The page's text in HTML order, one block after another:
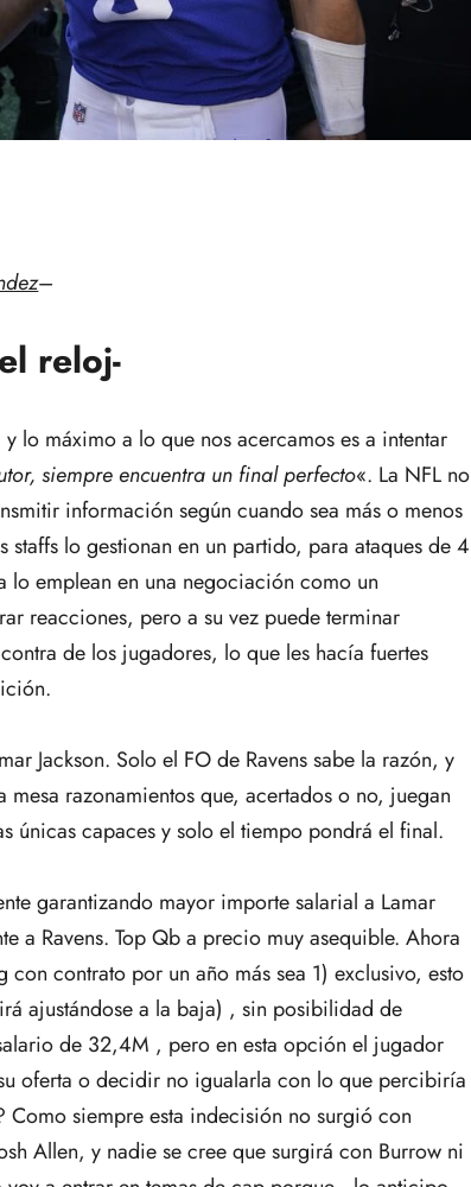
–
reloj-
lo máximo a lo que nos acercamos es a intentar
siempre encuentra un final perfecto«. La NFL no
información según cuando sea más o menos
lo gestionan en un partido, para ataques de 4
emplean en una negociación como un
reacciones, pero a su vez puede terminar
de los jugadores, lo que les hacía fuertes
Jackson. Solo el FO de Ravens sabe la razón, y
razonamientos que, acertados o no, juegan
únicas capaces y solo el tiempo pondrá el final.
garantizando mayor importe salarial a Lamar
a Ravens. Top Qb a precio muy asequible. Ahora
contrato por un año más sea 1) exclusivo, esto
ajustándose a la baja) , sin posibilidad de
de 32,4M , pero en esta opción el jugador
oferta o decidir no igualarla con lo que percibiría
siempre esta indecisión no surgió con
Allen, y nadie se cree que surgirá con Burrow ni